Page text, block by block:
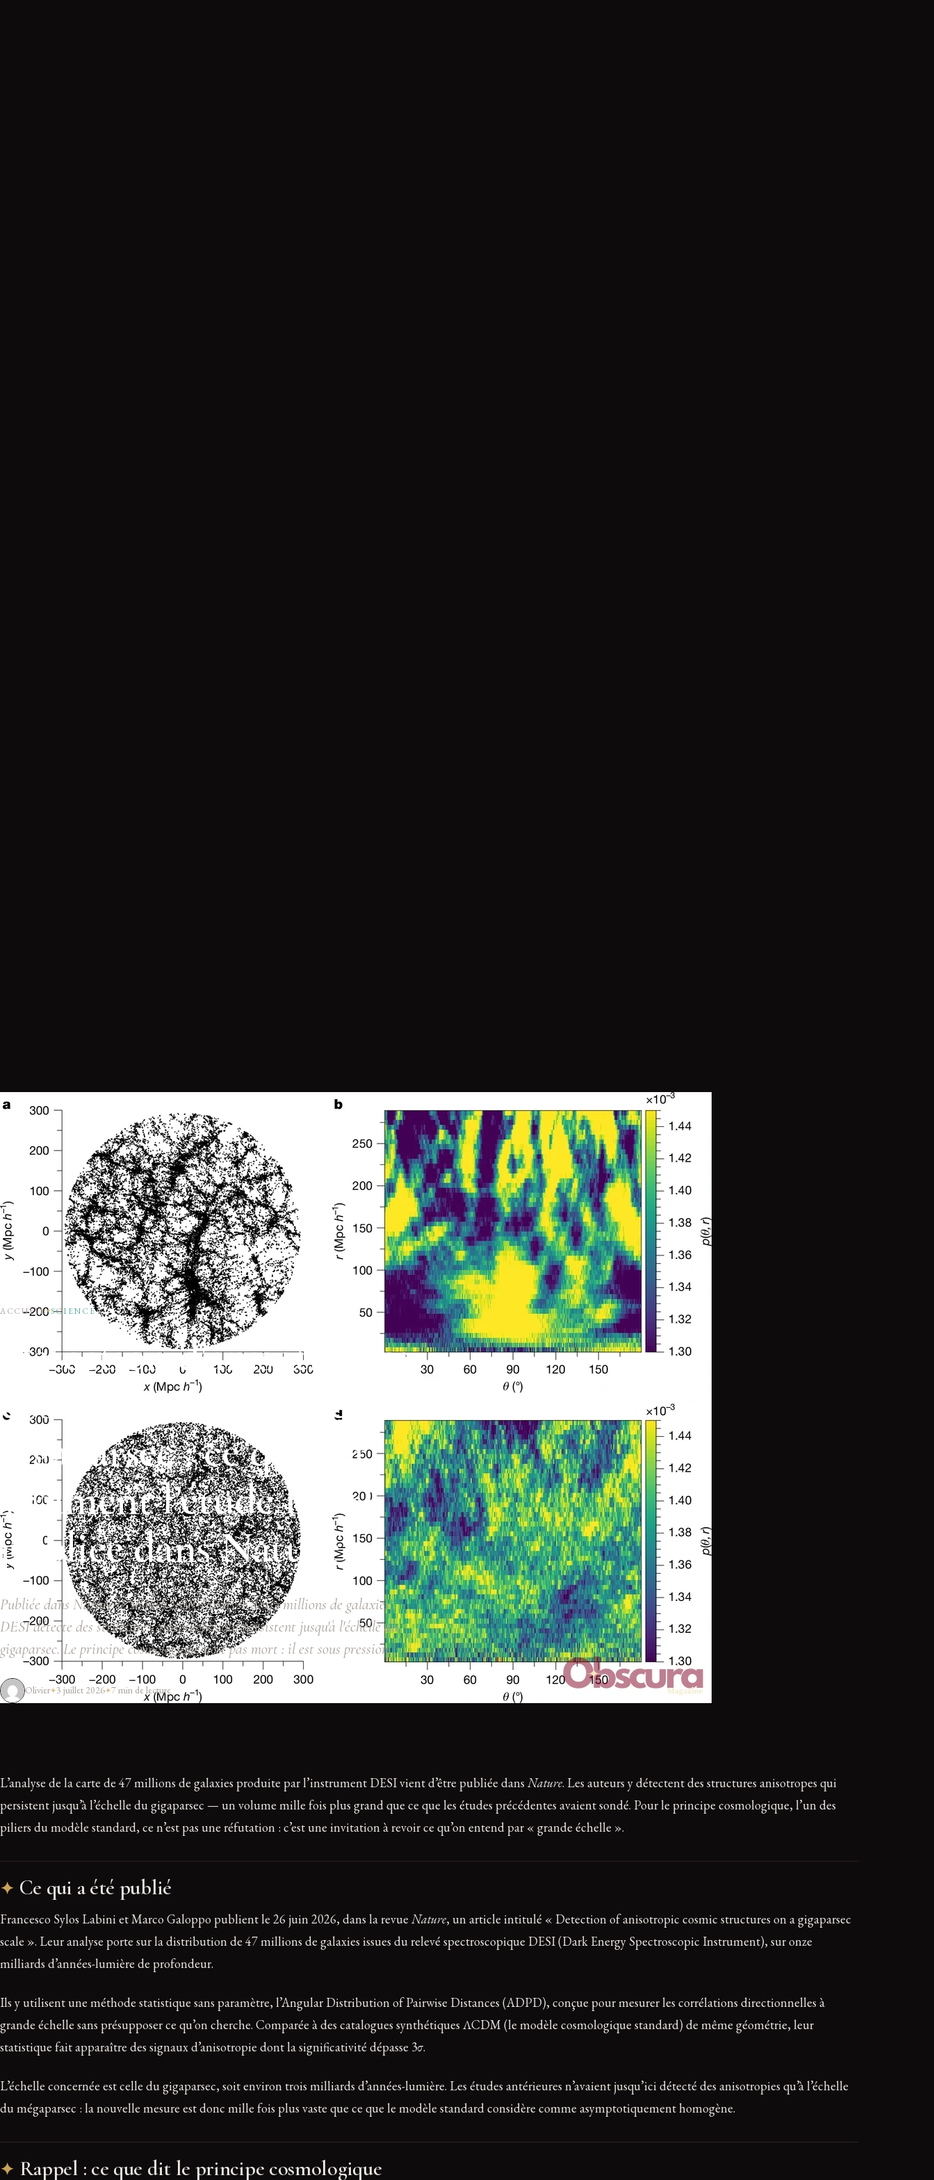
ACCUEIL SCIENCE
Détection d’anisotropies
cosmiques à l’échelle du
gigaparsec : ce que dit
vraiment l’étude DESI
publiée dans Nature
Publiée dans Nature le 26 juin 2026, l'analyse de 47 millions de galaxies
DESI détecte des structures anisotropes qui persistent jusqu'à l'échelle du
gigaparsec. Le principe cosmologique n'est pas mort : il est sous pression.
Olivier 3 juillet 2026 7 min de lecture
L’analyse de la carte de 47 millions de galaxies produite par l’instrument DESI vient d’être publiée dans Nature. Les auteurs y détectent des structures anisotropes qui
persistent jusqu’à l’échelle du gigaparsec — un volume mille fois plus grand que ce que les études précédentes avaient sondé. Pour le principe cosmologique, l’un des
piliers du modèle standard, ce n’est pas une réfutation : c’est une invitation à revoir ce qu’on entend par « grande échelle ».
Ce qui a été publié
Francesco Sylos Labini et Marco Galoppo publient le 26 juin 2026, dans la revue Nature, un article intitulé « Detection of anisotropic cosmic structures on a gigaparsec
scale ». Leur analyse porte sur la distribution de 47 millions de galaxies issues du relevé spectroscopique DESI (Dark Energy Spectroscopic Instrument), sur onze
milliards d’années-lumière de profondeur.
Ils y utilisent une méthode statistique sans paramètre, l’Angular Distribution of Pairwise Distances (ADPD), conçue pour mesurer les corrélations directionnelles à
grande échelle sans présupposer ce qu’on cherche. Comparée à des catalogues synthétiques ΛCDM (le modèle cosmologique standard) de même géométrie, leur
statistique fait apparaître des signaux d’anisotropie dont la significativité dépasse 3σ.
L’échelle concernée est celle du gigaparsec, soit environ trois milliards d’années-lumière. Les études antérieures n’avaient jusqu’ici détecté des anisotropies qu’à l’échelle
du mégaparsec : la nouvelle mesure est donc mille fois plus vaste que ce que le modèle standard considère comme asymptotiquement homogène.
Rappel : ce que dit le principe cosmologique